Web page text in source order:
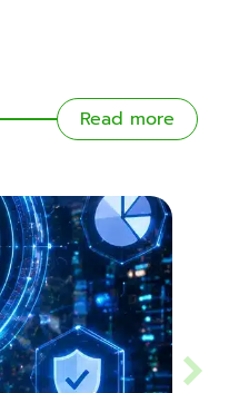
Read more